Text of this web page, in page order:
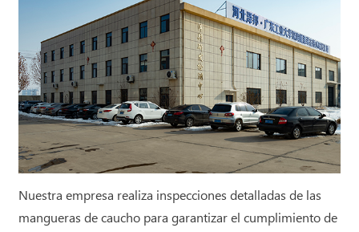
Nuestra empresa realiza inspecciones detalladas de las
mangueras de caucho para garantizar el cumplimiento de